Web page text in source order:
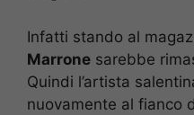
Infatti stando al
Marrone sarebbe
Quindi l’artista
nuovamente al fianco